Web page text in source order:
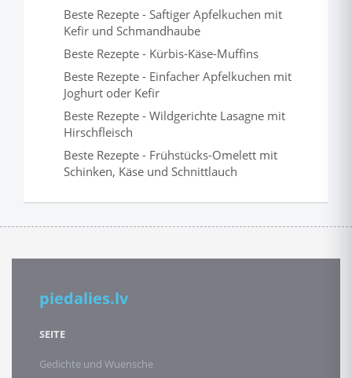
Beste Rezepte - Saftiger Apfelkuchen mit
Kefir und Schmandhaube
Beste Rezepte - Kürbis-Käse-Muffins
Beste Rezepte - Einfacher Apfelkuchen mit
Joghurt oder Kefir
Beste Rezepte - Wildgerichte Lasagne mit
Hirschfleisch
Beste Rezepte - Frühstücks-Omelett mit
Schinken, Käse und Schnittlauch
piedalies.lv
SEITE
Gedichte und Wuensche